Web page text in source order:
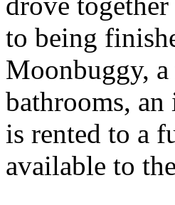
to being
Moonbuggy,
bathrooms, an
is rented to a
available to